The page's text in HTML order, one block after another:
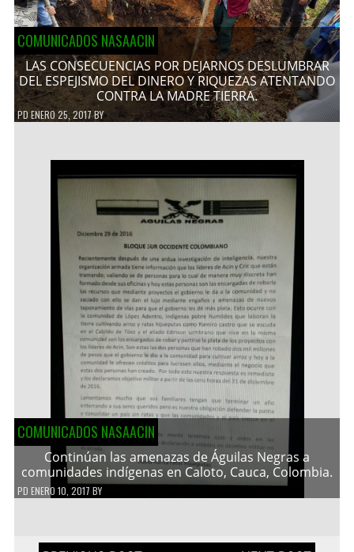
COMUNICADOS NASAACIN
LAS CONSECUENCIAS POR DEJARNOS DESLUMBRAR
DEL ESPEJISMO DEL DINERO Y RIQUEZAS ATENTANDO
CONTRA LA MADRE TIERRA.
PDENERO 25, 2017BY
COMUNICADOS NASAACIN
Continúan las amenazas de Águilas Negras a
comunidades indígenas en Caloto, Cauca, Colombia.
PD ENERO 10, 2017 BY